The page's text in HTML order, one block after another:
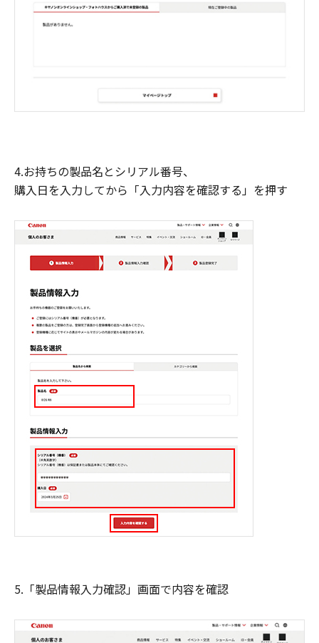
4.お持ちの製品名とシリアル番号、
購入日を入力してから「入力内容を確認する」を押す
5.「製品情報入力確認」画面で内容を確認